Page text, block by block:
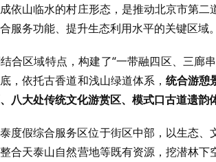
依山临水的村庄形态，是推动北京市第
服务功能、提升生态利用水平的关键区域。
合区域特点，构建了“一带融四区、三廊
，依托古香道和浅山绿道体系， 统合游憩
八大处传统文化游赏区、模式口古道遗韵
度假综合服务区位于街区中部，以生态
合天泰山自然营地等既有资源，挖潜林